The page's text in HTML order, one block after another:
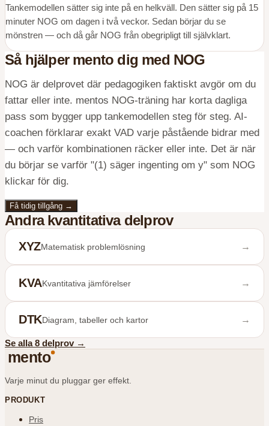
Tankemodellen sätter sig inte på en helkväll. Den sätter sig på 15
minuter NOG om dagen i två veckor. Sedan börjar du se
mönstren — och då går NOG från obegripligt till självklart.
Så hjälper mento dig med NOG
NOG är delprovet där pedagogiken faktiskt avgör om du
fattar eller inte. mentos NOG-träning har korta dagliga
pass som bygger upp tankemodellen steg för steg. AI-
coachen förklarar exakt VAD varje påstående bidrar med
— och varför kombinationen räcker eller inte. Det är när
du börjar se varför "(1) säger ingenting om y" som NOG
klickar för dig.
Få tidig tillgång →
Andrakvantitativadelprov
XYZMatematisk problemlösning →
KVAKvantitativa jämförelser →
DTKDiagram, tabeller och kartor →
Se alla 8 delprov →
mento
Varje minut du pluggar ger effekt.
PRODUKT
Pris